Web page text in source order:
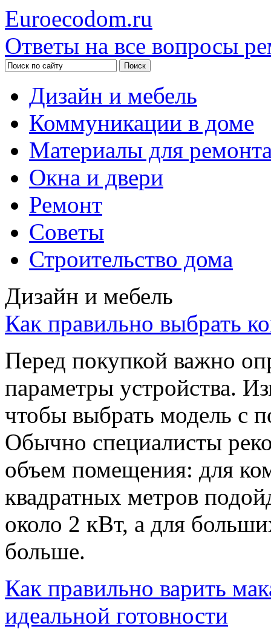
Euroecodom.ru
Ответы на все вопросы
Дизайн и мебель
Коммуникации в доме
Материалы для
Окна и двери
Ремонт
Советы
Строительство дома
Дизайн и мебель
Как правильно выбрать
Перед покупкой важно
параметры устройства.
чтобы выбрать модель с
Обычно специалисты
объем помещения: для
квадратных метров
около 2 кВт, а для
больше.
Как правильно варить
идеальной готовности